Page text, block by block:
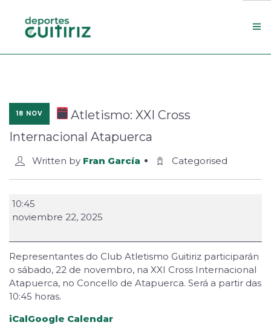
Actualidade
Contacto
Concello
18 NOV
Atletismo: XXI Cross
Internacional Atapuerca
Written by Fran García Categorised
10:45
noviembre 22, 2025
Representantes do Club Atletismo Guitiriz participarán
o sábado, 22 de novembro, na XXI Cross Internacional
Atapuerca, no Concello de Atapuerca. Será a partir das
10:45 horas.
iCalGoogle Calendar